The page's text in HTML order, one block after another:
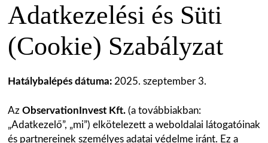
Adatkezelési és Süti
(Cookie) Szabályzat
Hatálybalépés dátuma:2025. szeptember 3.
Az ObservationInvest Kft.(a továbbiakban:
„Adatkezelő”, „mi”) elkötelezett a weboldalai látogatóinak
és partnereinek személyes adatai védelme iránt. Ez a